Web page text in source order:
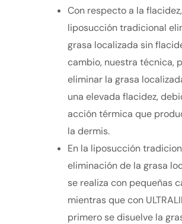
Con respecto a la
liposucción tradicional
grasa localizada sin
cambio, nuestra técnica,
eliminar la grasa
una elevada flacidez,
acción térmica que
la dermis.
En la liposucción
eliminación de la grasa
se realiza con pequeñas
mientras que con
primero se disuelve la